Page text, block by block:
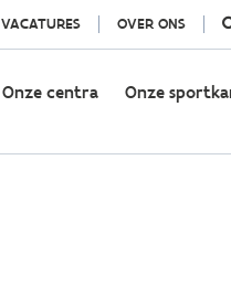
VACATURES OVER ONS
Onze centra Onze